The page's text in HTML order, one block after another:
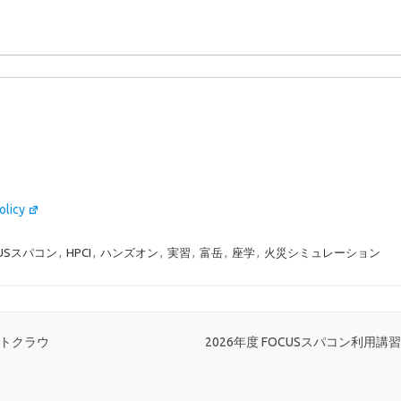
スパコン , HPCI , ハンズオン , 実習 , 富岳, 座学, 火災シミュレーション
クラウ 2026年度 FOCUSスパコン利用講